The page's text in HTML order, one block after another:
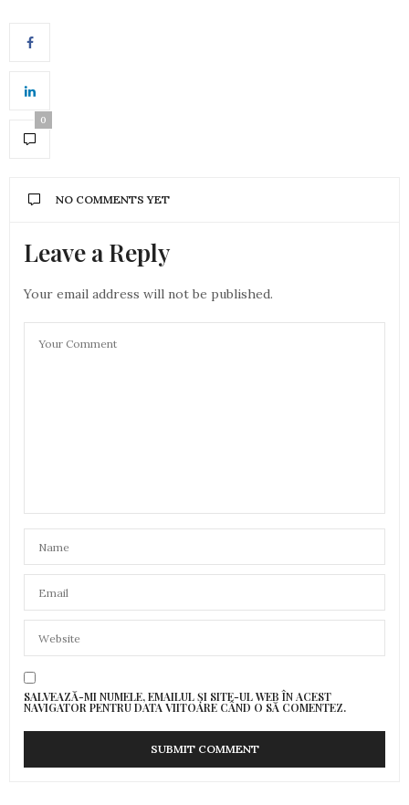
0
NO COMMENTS YET
Leave a Reply
Your email address will not be published.
SALVEAZĂ-MI NUMELE, EMAILUL ȘI SITE-UL WEB ÎN ACEST
NAVIGATOR PENTRU DATA VIITOARE CÂND O SĂ COMENTEZ.